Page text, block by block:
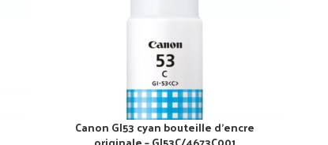
Canon GI53 cyan bouteille d’encre